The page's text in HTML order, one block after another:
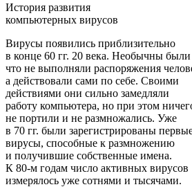
История развития
компьютерных вирусов
Вирусы появились приблизительно
в конце 60 гг. 20 века. Необычны были
что не выполняли распоряжения
а действовали сами по себе. Своими
действиями они сильно замедляли
работу компьютера, но при этом
не портили и не размножались. Уже
в 70 гг. были зарегистрированы
вирусы, способные к размножению
и получившие собственные имена.
К 80-м годам число активных вирусов
измерялось уже сотнями и тысячами.